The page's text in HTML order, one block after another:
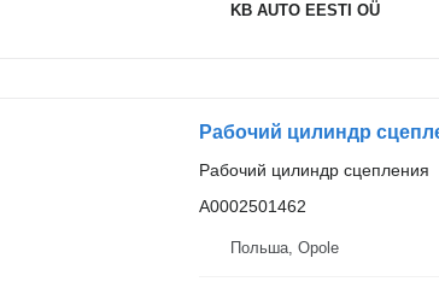
KB AUTO EESTI OÜ
Рабочий цилиндр
Рабочий цилиндр сцепления
A0002501462
Польша, Opole